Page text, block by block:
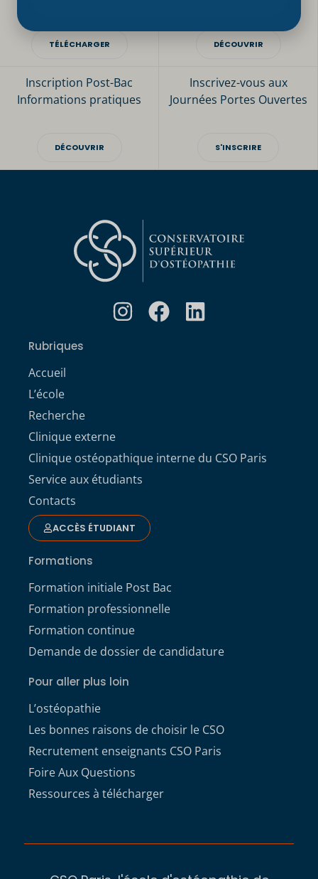
TÉLÉCHARGER DÉCOUVRIR
Inscription Post-Bac
Informations pratiques
DÉCOUVRIR
Inscrivez-vous aux
Journées Portes Ouvertes
S'INSCRIRE
Rubriques
Accueil
L’école
Recherche
Clinique externe
Clinique ostéopathique interne du CSO Paris
Service aux étudiants
Contacts
ACCÈS ÉTUDIANT
Formations
Formation initiale Post Bac
Formation professionnelle
Formation continue
Demande de dossier de candidature
Pour aller plus loin
L’ostéopathie
Les bonnes raisons de choisir le CSO
Recrutement enseignants CSO Paris
Foire Aux Questions
Ressources à télécharger